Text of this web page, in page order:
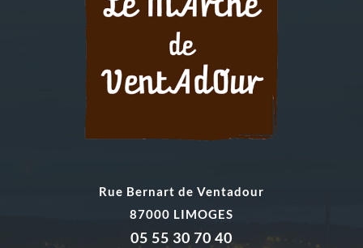
Rue Bernart de Ventadour
87000 LIMOGES
05 55 30 70 40